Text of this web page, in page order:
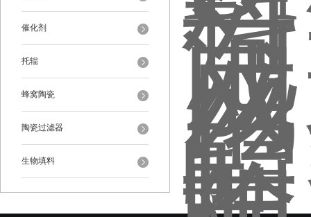
催化剂
托辊
蜂窝陶瓷
陶瓷过滤器
生物填料